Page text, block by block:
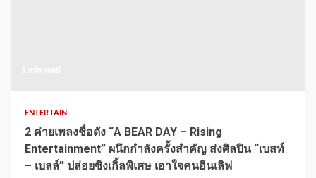
ENTERTAIN
2 ค่ายเพลงชื่อดัง “A BEAR DAY – Rising
Entertainment” ผนึกกำลังครั้งสำคัญ ส่งศิลปิน “เบสท์
– เบลล์” ปล่อยซิงเกิ้ลพิเศษ เอาใจคนอินเลิฟ